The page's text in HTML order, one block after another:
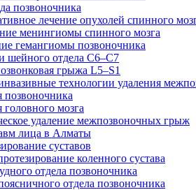
позвоночника
лечение опухолей спинного
менингиомы спинного мозга
гемангиомы позвоночника
шейного отдела С6–С7
грыжа L5–S1
технологии удаления
позвоночника
мозга
удаление межпозвоночных грыж
лица в Алматы
суставов
коленного сустава
отдела позвоночника
отдела позвоночника